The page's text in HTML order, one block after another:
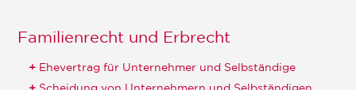
Familienrecht und Erbrecht
Ehevertrag für Unternehmer und Selbständige
Scheidung von Unternehmern und Selbständigen